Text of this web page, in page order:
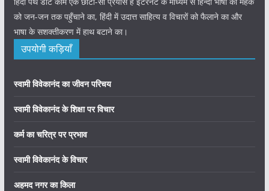
को जन-जन तक पहुँचाने का, हिंदी में उदात्त साहित्य व विचारों को फैलाने का और
भाषा के सशक्तीकरण में हाथ बटाने का।
उपयोगी कड़ियाँ
स्वामी विवेकानंद का जीवन परिचय
स्वामी विवेकानंद के शिक्षा पर विचार
कर्म का चरित्र पर प्रभाव
स्वामी विवेकानंद के विचार
अहमद नगर का किला